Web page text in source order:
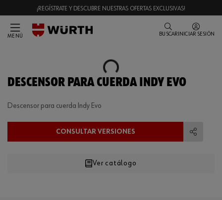
¡REGÍSTRATE Y DESCUBRE NUESTRAS OFERTAS EXCLUSIVAS!
MENÚ BUSCAR INICIAR SESIÓN
Loading...
DESCENSOR PARA CUERDA INDY EVO
Descensor para cuerda Indy Evo
CONSULTAR VERSIONES
Ver catálogo